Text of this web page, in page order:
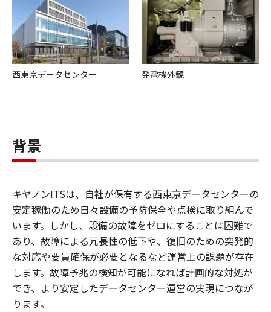
西東京データセンター 発電機外観
背景
キヤノンITSは、自社が保有する西東京データセンターの
安定稼働のため日々設備の予防保全や点検に取り組んで
います。しかし、設備の故障をゼロにすることは困難で
あり、故障による冗長性の低下や、復旧のための突発的
な対応や要員確保が必要となるなど運営上の課題が存在
します。故障予兆の検知が可能になれば計画的な対処が
でき、より安定したデータセンター運営の実現につなが
ります。